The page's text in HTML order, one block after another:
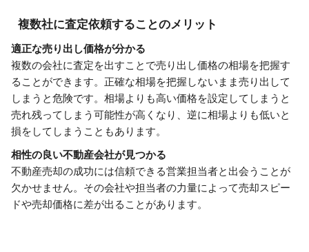
複数社に査定依頼することのメリット
適正な売り出し価格が分かる
複数の会社に査定を出すことで売り出し価格の相場を把握す
ることができます。正確な相場を把握しないまま売り出して
しまうと危険です。相場よりも高い価格を設定してしまうと
売れ残ってしまう可能性が高くなり、逆に相場よりも低いと
損をしてしまうこともあります。
相性の良い不動産会社が見つかる
不動産売却の成功には信頼できる営業担当者と出会うことが
欠かせません。その会社や担当者の力量によって売却スピー
ドや売却価格に差が出ることがあります。